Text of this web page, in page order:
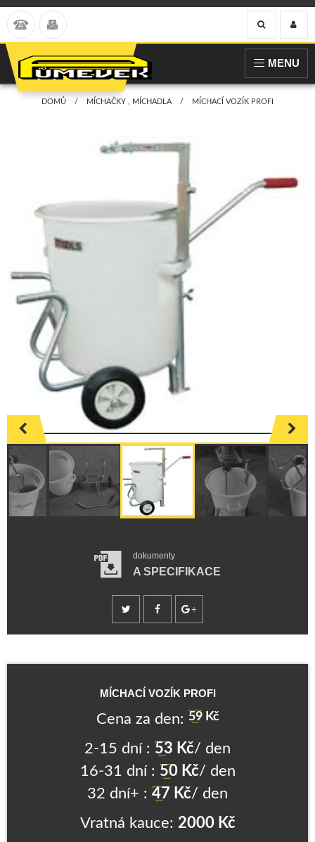
MENU
DOMŮ MÍCHAČKY , MÍCHADLA MÍCHACÍ VOZÍK PROFI
dokumenty
A SPECIFIKACE
MÍCHACÍ VOZÍK PROFI
Cena za den: 59 Kč
2-15 dní : 53 Kč/ den
16-31 dní : 50 Kč/ den
32 dní+ : 47 Kč/ den
Vratná kauce: 2000 Kč